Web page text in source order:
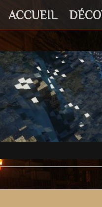
ACCUEIL